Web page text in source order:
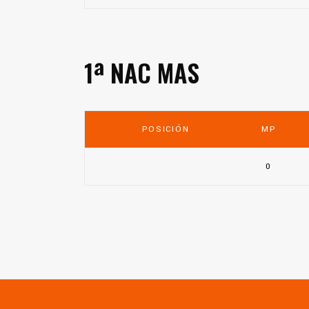
1ª NAC MAS
POSICIÓN MP
0